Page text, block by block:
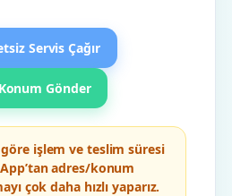
Servis Çağır
Gönder
işlem ve teslim süresi
adres/konum
çok daha hızlı yaparız.